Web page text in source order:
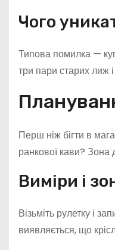
Чого
Типова помилка —
три пари старих лиж
Перш ніж бігти в
ранкової кави? Зона
Виміри і
Візьміть рулетку і
виявляється, що